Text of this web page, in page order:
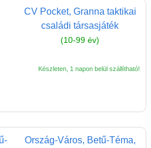
CV Pocket, Granna taktikai
családi társasjáték
(10-99 év)
Készleten, 1 napon belül szállítható!
Ország-Város, Betű-Téma,
Szerelés, barkácsolás, kerti
kalandozás
Szerepjáték
Úti játékok, Utazó játékok